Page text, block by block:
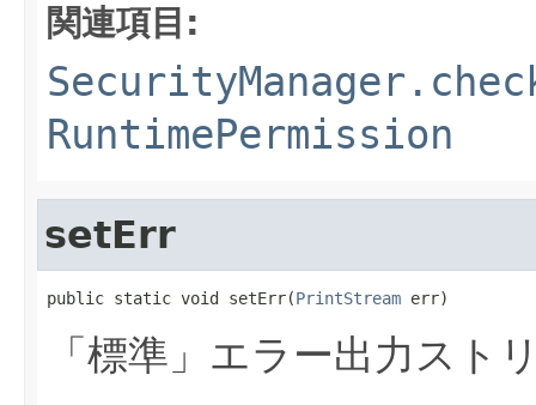
関連項目:
RuntimePermission
setErr
public static void setErr(PrintStream err)
「標準」エラー出力スト